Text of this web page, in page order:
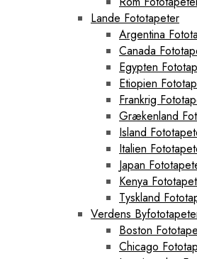
Lande Fototapeter
Argentina
Canada
Egypten
Etiopien
Frankrig
Grækenland
Island
Italien
Japan
Kenya
Tyskland
Verdens
Boston
Chicago